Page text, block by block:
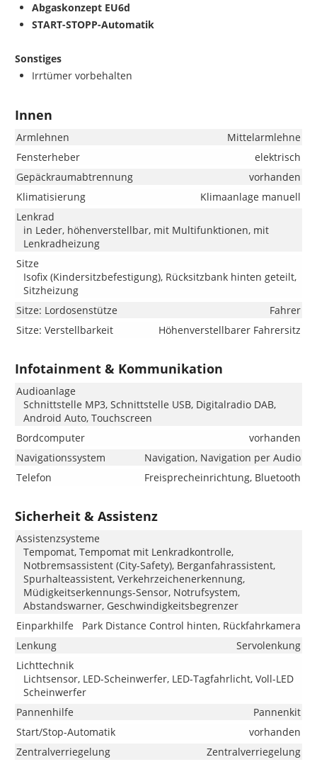
Abgaskonzept EU6d
START-STOPP-Automatik
Sonstiges
Irrtümer vorbehalten
Innen
Armlehnen
Mittelarmlehne
Fensterheber
elektrisch
Gepäckraumabtrennung
vorhanden
Klimatisierung
Klimaanlage manuell
Lenkrad
in Leder, höhenverstellbar, mit Multifunktionen, mit
Lenkradheizung
Sitze
Isofix (Kindersitzbefestigung), Rücksitzbank hinten geteilt,
Sitzheizung
Sitze: Lordosenstütze
Fahrer
Sitze: Verstellbarkeit
Höhenverstellbarer Fahrersitz
Infotainment & Kommunikation
Audioanlage
Schnittstelle MP3, Schnittstelle USB, Digitalradio DAB,
Android Auto, Touchscreen
Bordcomputer
vorhanden
Navigationssystem
Navigation, Navigation per Audio
Telefon
Freisprecheinrichtung, Bluetooth
Sicherheit & Assistenz
Assistenzsysteme
Tempomat, Tempomat mit Lenkradkontrolle,
Notbremsassistent (City-Safety), Berganfahrassistent,
Spurhalteassistent, Verkehrzeichenerkennung,
Müdigkeitserkennungs-Sensor, Notrufsystem,
Abstandswarner, Geschwindigkeitsbegrenzer
Einparkhilfe
Park Distance Control hinten, Rückfahrkamera
Lenkung
Servolenkung
Lichttechnik
Lichtsensor, LED-Scheinwerfer, LED-Tagfahrlicht, Voll-LED
Scheinwerfer
Pannenhilfe
Pannenkit
Start/Stop-Automatik
vorhanden
Zentralverriegelung
Zentralverriegelung